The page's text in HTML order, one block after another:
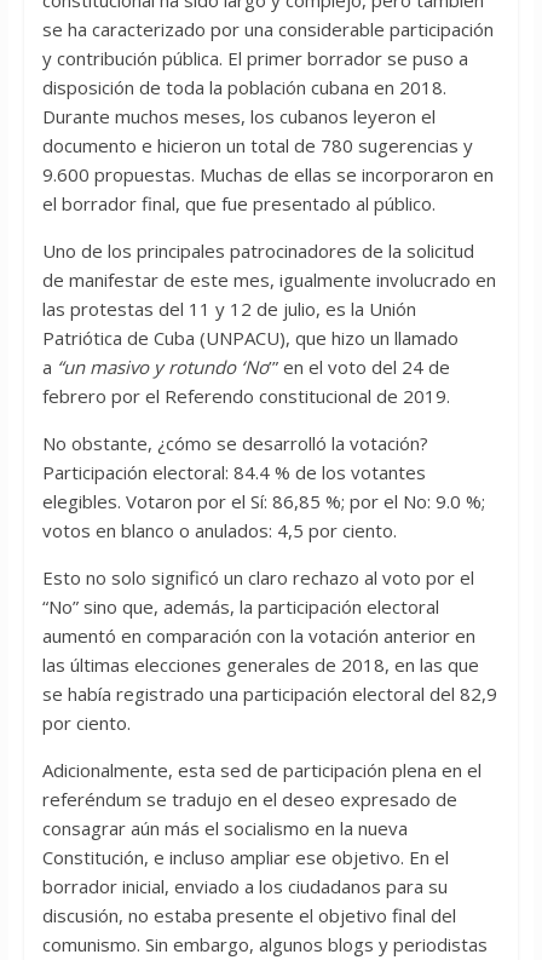
se ha caracterizado por una considerable participación
y contribución pública. El primer borrador se puso a
disposición de toda la población cubana en 2018.
Durante muchos meses, los cubanos leyeron el
documento e hicieron un total de 780 sugerencias y
9.600 propuestas. Muchas de ellas se incorporaron en
el borrador final, que fue presentado al público.
Uno de los principales patrocinadores de la solicitud
de manifestar de este mes, igualmente involucrado en
las protestas del 11 y 12 de julio, es la Unión
Patriótica de Cuba (UNPACU), que hizo un llamado
a “un masivo y rotundo ‘No’” en el voto del 24 de
febrero por el Referendo constitucional de 2019.
No obstante, ¿cómo se desarrolló la votación?
Participación electoral: 84.4 % de los votantes
elegibles. Votaron por el Sí: 86,85 %; por el No: 9.0 %;
votos en blanco o anulados: 4,5 por ciento.
Esto no solo significó un claro rechazo al voto por el
“No” sino que, además, la participación electoral
aumentó en comparación con la votación anterior en
las últimas elecciones generales de 2018, en las que
se había registrado una participación electoral del 82,9
por ciento.
Adicionalmente, esta sed de participación plena en el
referéndum se tradujo en el deseo expresado de
consagrar aún más el socialismo en la nueva
Constitución, e incluso ampliar ese objetivo. En el
borrador inicial, enviado a los ciudadanos para su
discusión, no estaba presente el objetivo final del
comunismo. Sin embargo, algunos blogs y periodistas